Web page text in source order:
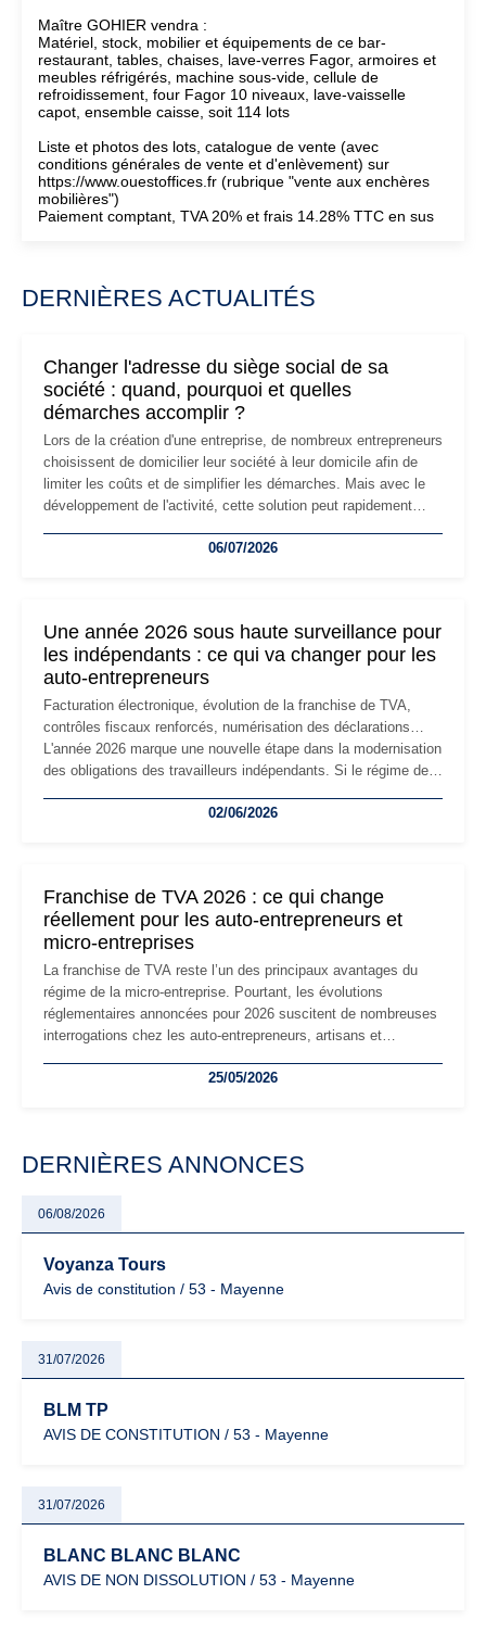
Maître GOHIER vendra :
Matériel, stock, mobilier et équipements de ce bar-
restaurant, tables, chaises, lave-verres Fagor, armoires et
meubles réfrigérés, machine sous-vide, cellule de
refroidissement, four Fagor 10 niveaux, lave-vaisselle
capot, ensemble caisse, soit 114 lots
Liste et photos des lots, catalogue de vente (avec
conditions générales de vente et d'enlèvement) sur
https://www.ouestoffices.fr (rubrique "vente aux enchères
mobilières")
Paiement comptant, TVA 20% et frais 14.28% TTC en sus
DERNIÈRES ACTUALITÉS
Changer l'adresse du siège social de sa
société : quand, pourquoi et quelles
démarches accomplir ?
Lors de la création d'une entreprise, de nombreux entrepreneurs
choisissent de domicilier leur société à leur domicile afin de
limiter les coûts et de simplifier les démarches. Mais avec le
développement de l'activité, cette solution peut rapidement
professionnels, recrutement, image de marque… Le
06/07/2026
Une année 2026 sous haute surveillance pour
les indépendants : ce qui va changer pour les
auto-entrepreneurs
Facturation électronique, évolution de la franchise de TVA,
contrôles fiscaux renforcés, numérisation des déclarations…
L'année 2026 marque une nouvelle étape dans la modernisation
des obligations des travailleurs indépendants. Si le régime de
les auto-entrepreneurs devront s'adapter à un environnement
02/06/2026
Franchise de TVA 2026 : ce qui change
réellement pour les auto-entrepreneurs et
micro-entreprises
La franchise de TVA reste l’un des principaux avantages du
régime de la micro-entreprise. Pourtant, les évolutions
réglementaires annoncées pour 2026 suscitent de nombreuses
interrogations chez les auto-entrepreneurs, artisans et
facturation ou risque de bascule vers la TVA : les règles
25/05/2026
DERNIÈRES ANNONCES
06/08/2026
Voyanza Tours
Avis de constitution / 53 - Mayenne
31/07/2026
BLM TP
AVIS DE CONSTITUTION / 53 - Mayenne
31/07/2026
BLANC BLANC BLANC
AVIS DE NON DISSOLUTION / 53 - Mayenne